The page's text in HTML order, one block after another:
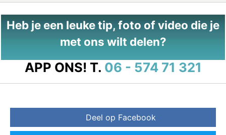
Heb je een leuke tip, foto of video die je
met ons wilt delen?
APP ONS! T. 06 - 574 71 321
Deel op Facebook